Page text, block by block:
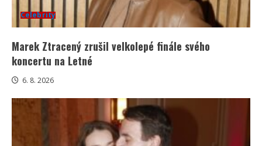
Celebrity
Marek Ztracený zrušil velkolepé finále svého
koncertu na Letné
6. 8. 2026